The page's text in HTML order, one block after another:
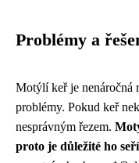
Problémy a
Motýlí keř je nenáročná
problémy. Pokud keř
nesprávným řezem.
proto je důležité ho